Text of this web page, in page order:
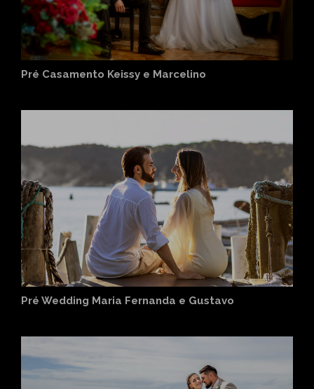
Pré Casamento Keissy e Marcelino
Pré Wedding Maria Fernanda e Gustavo